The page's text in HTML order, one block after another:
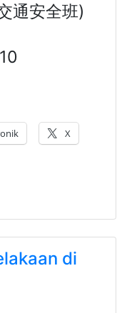
通安全班)
X
di